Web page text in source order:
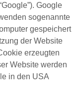
Google
sogenannte
gespeichert
der Website
erzeugten
Website werden
in den USA